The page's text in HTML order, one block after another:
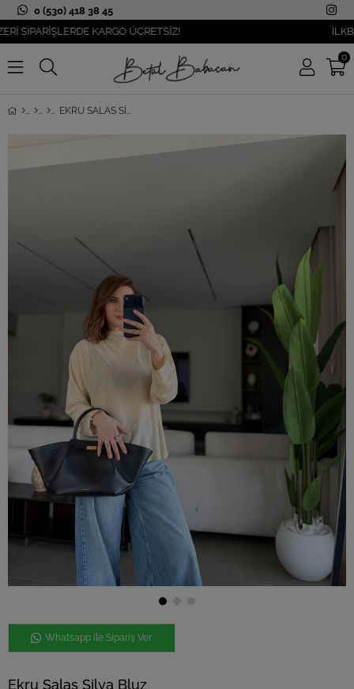
0 (530) 418 38 45
KARGO ÜCRETSİZ!
0
EKRU SALAS SILYA BLUZ
Whatsapp ile Sipariş Ver
Ekru Salas Silya Bluz